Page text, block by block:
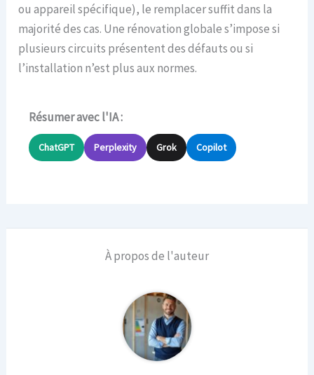
ou appareil spécifique), le remplacer suffit dans la
majorité des cas. Une rénovation globale s’impose si
plusieurs circuits présentent des défauts ou si
l’installation n’est plus aux normes.
Résumer avec l'IA :
ChatGPT Perplexity Grok Copilot
À propos de l'auteur